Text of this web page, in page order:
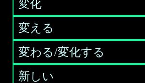
変化
変える
変わる/変化する
新しい